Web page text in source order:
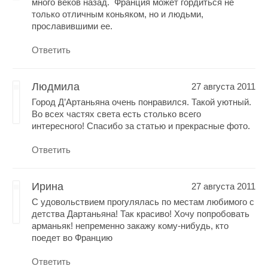
много веков назад. Франция может гордиться не
только отличным коньяком, но и людьми,
прославившими ее.
Ответить
Людмила
27 августа 2011
Город Д’Aртаньяна очень понравился. Такой уютный.
Во всех частях света есть столько всего
интересного! Спасибо за статью и прекрасные фото.
Ответить
Ирина
27 августа 2011
С удовольствием прогулялась по местам любимого с
детства Дартаньяна! Так красиво! Хочу попробовать
арманьяк! непременно закажу кому-нибудь, кто
поедет во Францию
Ответить